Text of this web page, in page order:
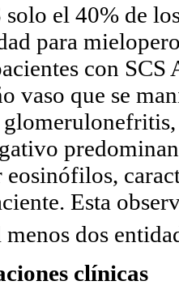
solo el 40% de
para
con
vaso que se
Esta
menos dos
clínicas